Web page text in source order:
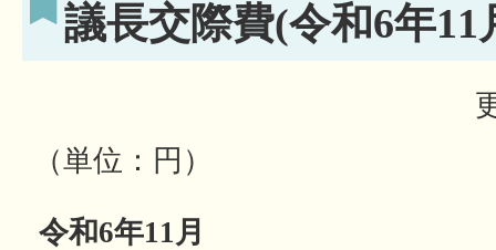
議長交際費(令和6年11
（単位：円）
令和6年11月